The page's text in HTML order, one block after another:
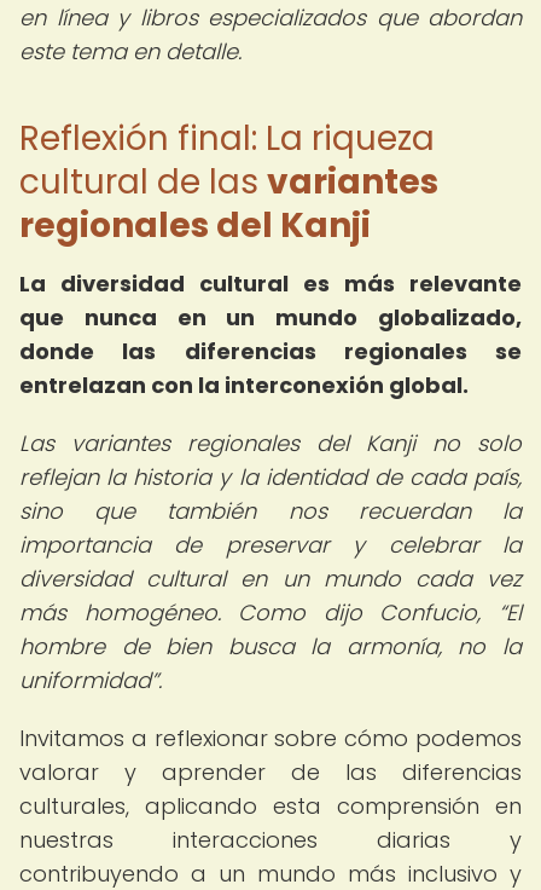
en línea y libros especializados que abordan
este tema en detalle.
Reflexión final: La riqueza
cultural de las variantes
regionales del Kanji
La diversidad cultural es más relevante
que nunca en un mundo globalizado,
donde las diferencias regionales se
entrelazan con la interconexión global.
Las variantes regionales del Kanji no solo
reflejan la historia y la identidad de cada país,
sino que también nos recuerdan la
importancia de preservar y celebrar la
diversidad cultural en un mundo cada vez
más homogéneo. Como dijo Confucio,
El
hombre de bien busca la armonía, no la
uniformidad .
Invitamos a reflexionar sobre cómo podemos
valorar y aprender de las diferencias
culturales, aplicando esta comprensión en
nuestras interacciones diarias y
contribuyendo a un mundo más inclusivo y